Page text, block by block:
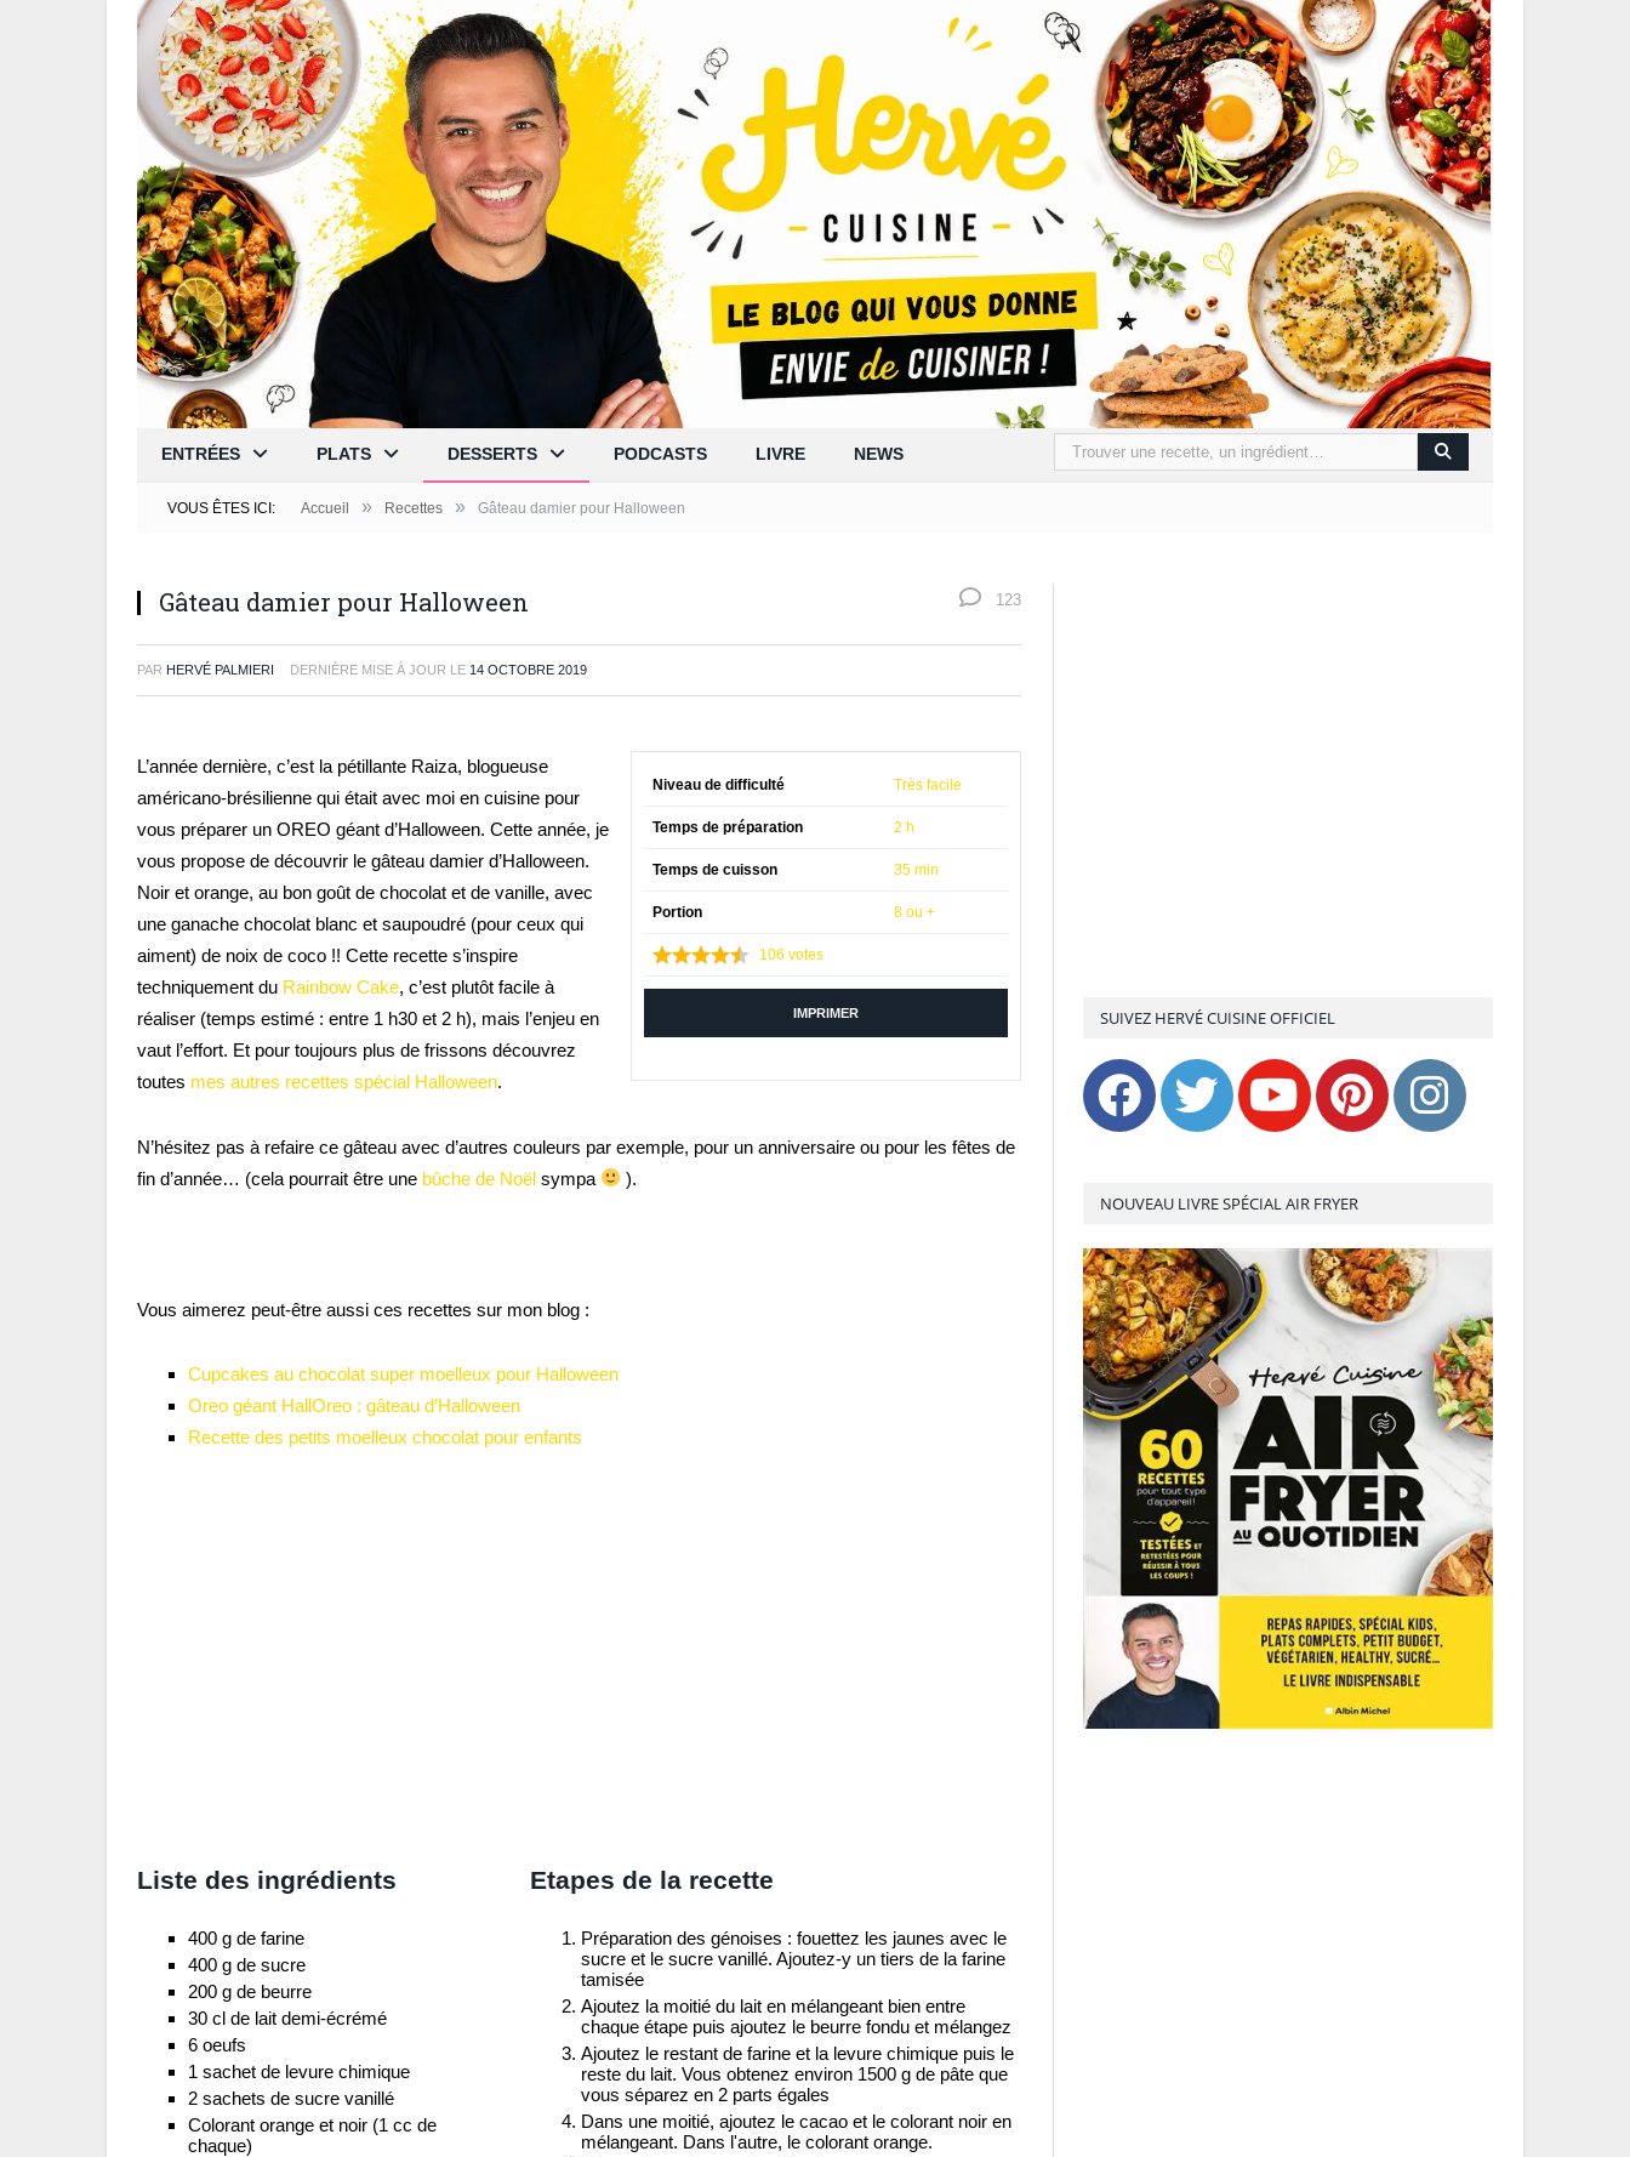
ENTRÉES PLATS DESSERTS PODCASTS LIVRE NEWS
VOUS ÊTES ICI: Accueil » Recettes » Gâteau damier pour Halloween
Gâteau damier pour Halloween 123
PAR HERVÉ PALMIERI DERNIÈRE MISE À JOUR LE 14 OCTOBRE 2019
Niveau de difficulté Très facile
Temps de préparation 2 h
Temps de cuisson 35 min
Portion 8 ou +
106 votes
IMPRIMER
L’année dernière, c’est la pétillante Raiza, blogueuse
américano-brésilienne qui était avec moi en cuisine pour
vous préparer un OREO géant d’Halloween. Cette année, je
vous propose de découvrir le gâteau damier d’Halloween.
Noir et orange, au bon goût de chocolat et de vanille, avec
une ganache chocolat blanc et saupoudré (pour ceux qui
aiment) de noix de coco !! Cette recette s’inspire
techniquement du Rainbow Cake, c’est plutôt facile à
réaliser (temps estimé : entre 1 h30 et 2 h), mais l’enjeu en
vaut l’effort. Et pour toujours plus de frissons découvrez
toutes mes autres recettes spécial Halloween.
N’hésitez pas à refaire ce gâteau avec d’autres couleurs par exemple, pour un anniversaire ou pour les fêtes de
fin d’année… (cela pourrait être une bûche de Noël sympa ).
Vous aimerez peut-être aussi ces recettes sur mon blog :
Cupcakes au chocolat super moelleux pour Halloween
Oreo géant HallOreo : gâteau d’Halloween
Recette des petits moelleux chocolat pour enfants
Liste des ingrédients
400 g de farine
400 g de sucre
200 g de beurre
30 cl de lait demi-écrémé
6 oeufs
1 sachet de levure chimique
2 sachets de sucre vanillé
Colorant orange et noir (1 cc de
chaque)
Etapes de la recette
Préparation des génoises : fouettez les jaunes avec le
sucre et le sucre vanillé. Ajoutez-y un tiers de la farine
tamisée
Ajoutez la moitié du lait en mélangeant bien entre
chaque étape puis ajoutez le beurre fondu et mélangez
Ajoutez le restant de farine et la levure chimique puis le
reste du lait. Vous obtenez environ 1500 g de pâte que
vous séparez en 2 parts égales
Dans une moitié, ajoutez le cacao et le colorant noir en
mélangeant. Dans l'autre, le colorant orange.
SUIVEZ HERVÉ CUISINE OFFICIEL
NOUVEAU LIVRE SPÉCIAL AIR FRYER